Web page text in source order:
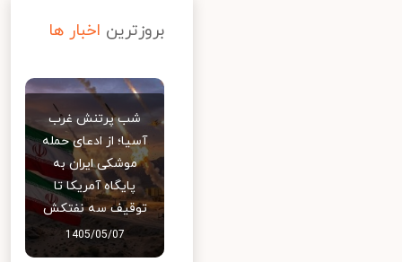
بروزترین اخبار ها
شب پرتنش غرب
آسیا؛ از ادعای حمله
موشکی ایران به
پایگاه آمریکا تا
توقیف سه نفتکش
1405/05/07